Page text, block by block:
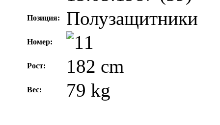
Позиция: Полузащитники
Номер:
Рост: 182 cm
Вес: 79 kg